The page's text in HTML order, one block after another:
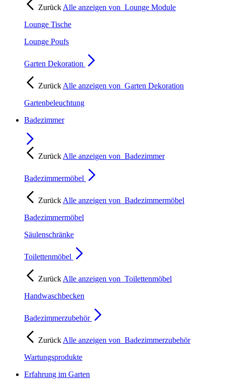
Zurück Alle anzeigen von Lounge Module
Lounge Tische
Lounge Poufs
Garten Dekoration
Zurück Alle anzeigen von Garten Dekoration
Gartenbeleuchtung
Badezimmer
Zurück Alle anzeigen von Badezimmer
Badezimmermöbel
Zurück Alle anzeigen von Badezimmermöbel
Badezimmermöbel
Säulenschränke
Toilettenmöbel
Zurück Alle anzeigen von Toilettenmöbel
Handwaschbecken
Badezimmerzubehör
Zurück Alle anzeigen von Badezimmerzubehör
Wartungsprodukte
Erfahrung im Garten